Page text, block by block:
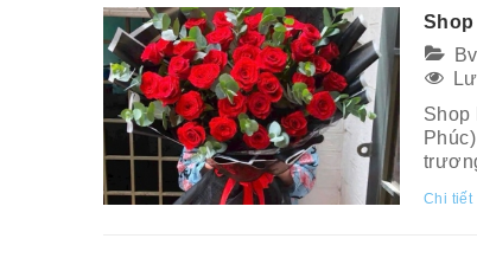
Shop
Chi tiết